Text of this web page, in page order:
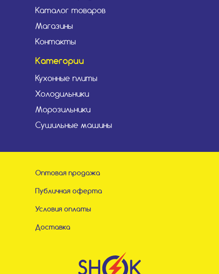
Каталог товаров
Магазины
Контакты
Категории
Кухонные плиты
Холодильники
Морозильники
Сушильные машины
Оптовая продажа
Публичная оферта
Условия оплаты
Доставка